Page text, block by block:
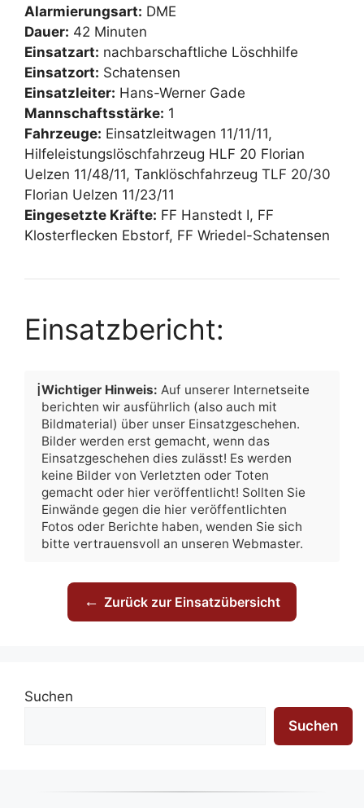
Alarmierungsart: DME
Dauer: 42 Minuten
Einsatzart: nachbarschaftliche Löschhilfe
Einsatzort: Schatensen
Einsatzleiter: Hans-Werner Gade
Mannschaftsstärke: 1
Fahrzeuge: Einsatzleitwagen 11/11/11,
Hilfeleistungslöschfahrzeug HLF 20 Florian
Uelzen 11/48/11, Tanklöschfahrzeug TLF 20/30
Florian Uelzen 11/23/11
Eingesetzte Kräfte: FF Hanstedt I, FF
Klosterflecken Ebstorf, FF Wriedel-Schatensen
Einsatzbericht:
ℹ️Wichtiger Hinweis: Auf unserer Internetseite
berichten wir ausführlich (also auch mit
Bildmaterial) über unser Einsatzgeschehen.
Bilder werden erst gemacht, wenn das
Einsatzgeschehen dies zulässt! Es werden
keine Bilder von Verletzten oder Toten
gemacht oder hier veröffentlicht! Sollten Sie
Einwände gegen die hier veröffentlichten
Fotos oder Berichte haben, wenden Sie sich
bitte vertrauensvoll an unseren Webmaster.
← Zurück zur Einsatzübersicht
Suchen
Suchen